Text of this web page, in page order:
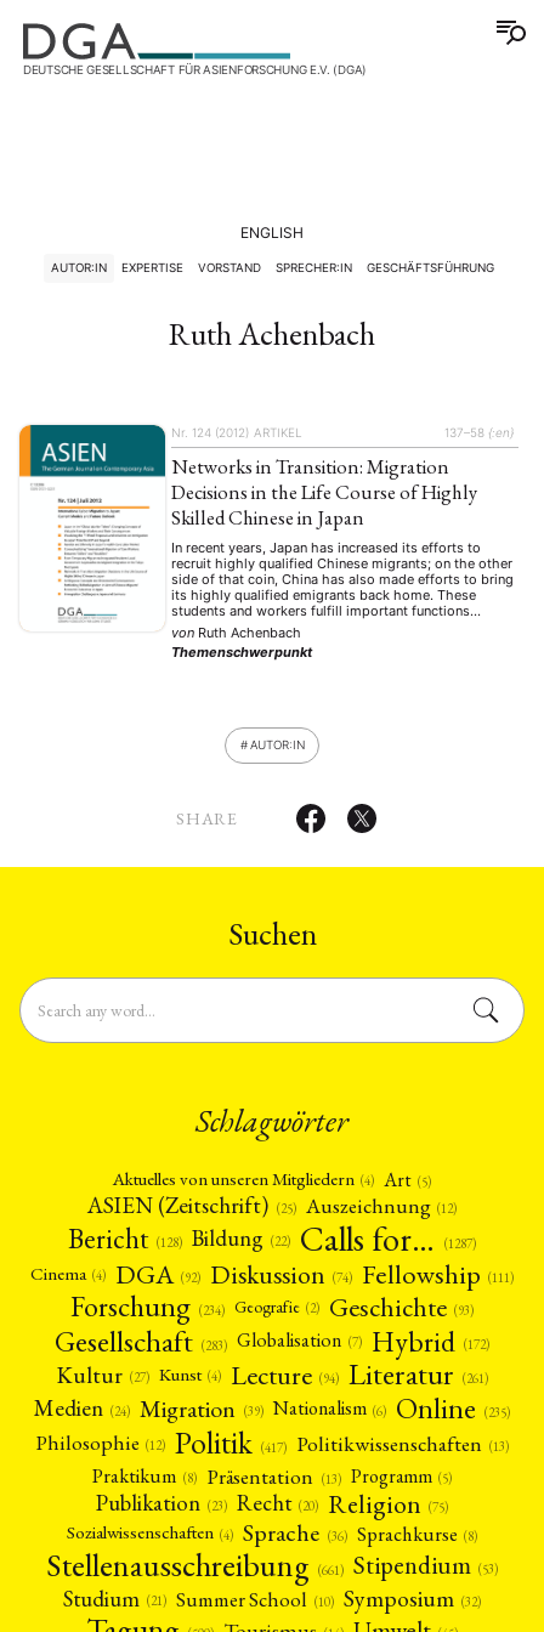
DEUTSCHE GESELLSCHAFT FÜR ASIENFORSCHUNG E.V. (DGA)
ENGLISH
AUTOR:IN EXPERTISE VORSTAND SPRECHER:IN GESCHÄFTSFÜHRUNG
Ruth Achenbach
Nr. 124 (2012) ARTIKEL 137–58 {:en}
Networks in Transition: Migration
Decisions in the Life Course of Highly
Skilled Chinese in Japan
In recent years, Japan has increased its efforts to
recruit highly qualified Chinese migrants; on the other
side of that coin, China has also made efforts to bring
its highly qualified emigrants back home. These
students and workers fulfill important functions
connecting the two countries economically, culturally
and academically. Yet, it is not clear how …
von Ruth Achenbach
Themenschwerpunkt
AUTOR:IN
SHARE
Suchen
Schlagwörter
Aktuelles von unseren Mitgliedern (4) Art (5)
ASIEN (Zeitschrift) (25) Auszeichnung (12)
Bericht (128) Bildung (22) Calls for… (1287)
Cinema (4) DGA (92) Diskussion (74) Fellowship (111)
Forschung (234) Geografie (2) Geschichte (93)
Gesellschaft (283) Globalisation (7) Hybrid (172)
Kultur (27) Kunst (4) Lecture (94) Literatur (261)
Medien (24) Migration (39) Nationalism (6) Online (235)
Philosophie (12) Politik (417) Politikwissenschaften (13)
Praktikum (8) Präsentation (13) Programm (5)
Publikation (23) Recht (20) Religion (75)
Sozialwissenschaften (4) Sprache (36) Sprachkurse (8)
Stellenausschreibung (661) Stipendium (53)
Studium (21) Summer School (10) Symposium (32)